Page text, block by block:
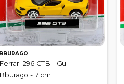
BBURAGO
Ferrari 296 GTB - Gul -
Bburago - 7 cm